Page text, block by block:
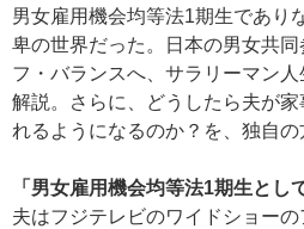
男女雇用機会均等法1期生であり
卑の世界だった。日本の男女共
フ・バランスへ、サラリーマン
解説。さらに、どうしたら夫が
れるようになるのか？を、独自の
「男女雇用機会均等法1期生とし
夫はフジテレビのワイドショーの